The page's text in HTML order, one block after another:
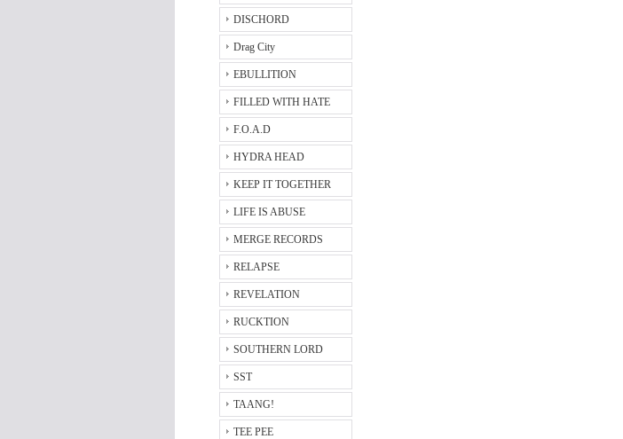
DISCHORD
Drag City
EBULLITION
FILLED WITH HATE
F.O.A.D
HYDRA HEAD
KEEP IT TOGETHER
LIFE IS ABUSE
MERGE RECORDS
RELAPSE
REVELATION
RUCKTION
SOUTHERN LORD
SST
TAANG!
TEE PEE